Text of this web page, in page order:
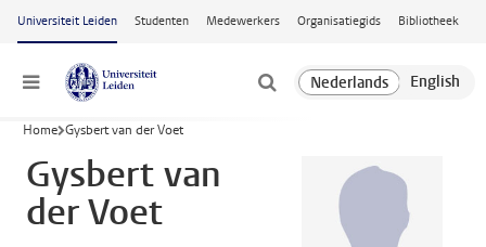
Ga naar hoofdinhoud
Universiteit Leiden Studenten Medewerkers Organisatiegids Bibliotheek
Menu
Home Gysbert van der Voet
Gysbert van
der Voet